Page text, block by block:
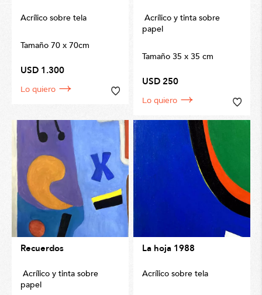
Acrílico sobre tela
Tamaño 70 x 70cm
USD 1.300
Lo quiero
Acrílico y tinta sobre
papel
Tamaño 35 x 35 cm
USD 250
Lo quiero
Recuerdos
Acrílico y tinta sobre
papel
La hoja 1988
Acrílico sobre tela